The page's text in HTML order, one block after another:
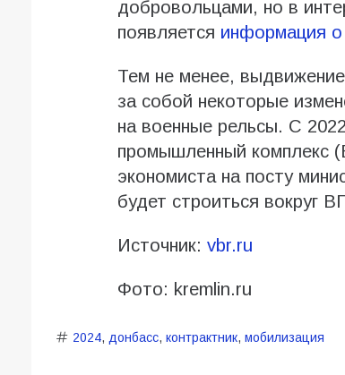
добровольцами, но в
появляется информация
Тем не менее,
за собой некоторые
на военные рельсы. С
промышленный комплекс
экономиста на посту
будет строиться вокруг
Источник: vbr.ru
Фото: kremlin.ru
2024, донбасс, контрактник, мобилизация